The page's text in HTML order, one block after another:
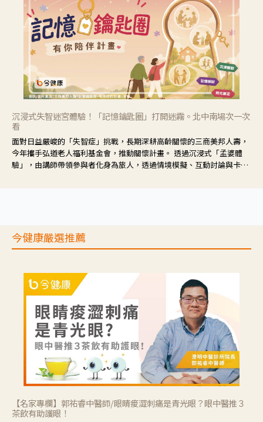
沉浸式失智迷宮體驗！「記憶鑰匙圈」打開迷霧。北中南場次一次
看
面對日益嚴峻的「失智症」挑戰，長期深耕高齡關懷的三商美邦人壽，
今年攜手弘道老人福利基金會，推動關懷計畫。 透過沉浸式「孟婆體
驗」，由講師帶領參與者化身為旅人，透過情境模擬、互動討論與卡牌
今健康嚴選推薦
【名家專欄】郭祐睿中醫師/眼睛痠澀刺痛是青光眼？眼中醫推３
茶飲有助護眼！